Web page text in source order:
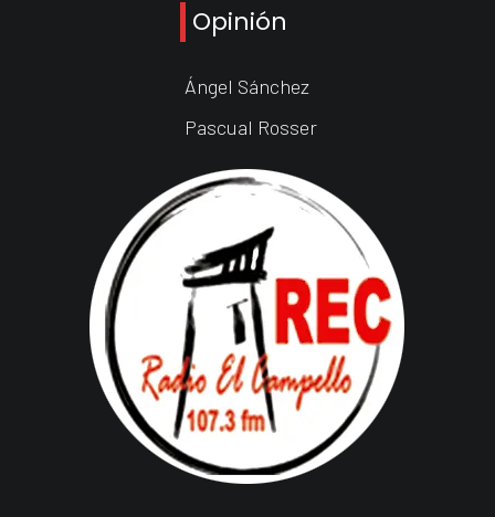
Opinión
Ángel Sánchez
Pascual Rosser